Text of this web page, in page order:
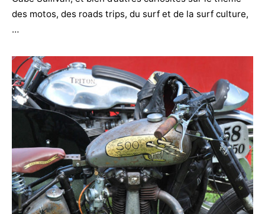
des motos, des roads trips, du surf et de la surf culture,
…